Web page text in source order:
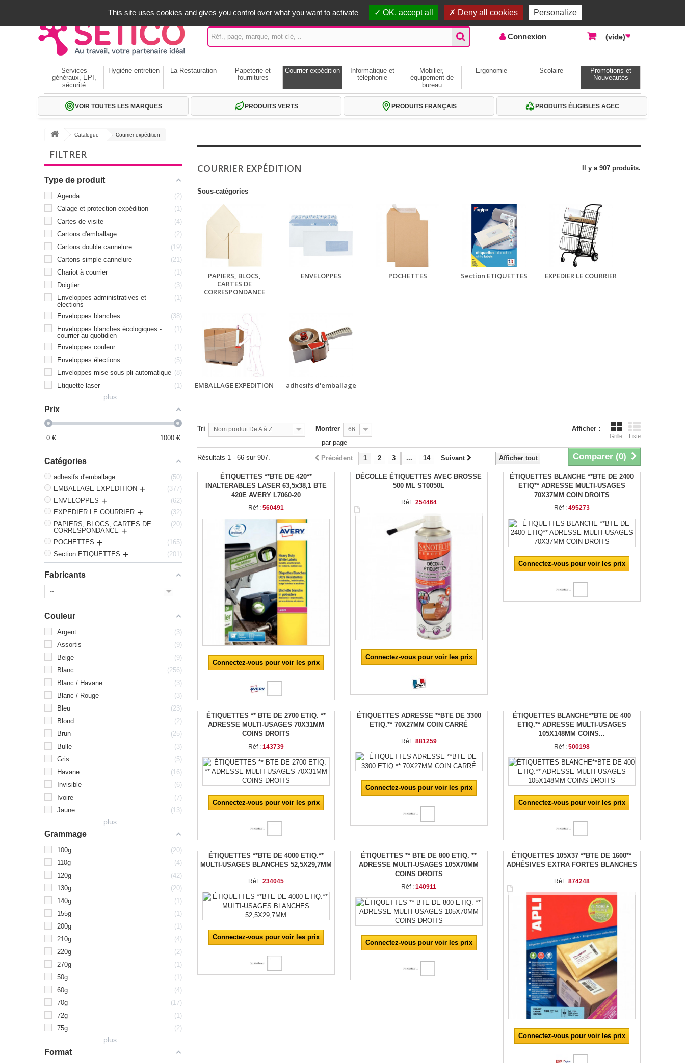
Accueil | Contactez-nous
Connexion (vide)
Services
généraux, EPI,
sécurité
Hygiène entretien La Restauration
Papeterie et
fournitures
Courrier expédition
Informatique et
téléphonie
Mobilier,
équipement de
bureau
Ergonomie Scolaire
Promotions et
Nouveautés
VOIR TOUTES LES MARQUES PRODUITS VERTS PRODUITS FRANÇAIS PRODUITS ÉLIGIBLES AGEC
Catalogue Courrier expédition
FILTRER
Type de produit
Agenda
2
Calage et protection expédition
1
Cartes de visite
4
Cartons d'emballage
2
Cartons double cannelure
19
Cartons simple cannelure
21
Chariot à courrier
1
Doigtier
3
Enveloppes administratives et
élections
1
Enveloppes blanches
38
Enveloppes blanches écologiques -
courrier au quotidien
1
Enveloppes couleur
1
Enveloppes élections
5
Enveloppes mise sous pli automatique
8
Etiquette laser
1
plus...
Prix
0 € 1000 €
Catégories
adhesifs d'emballage
50
EMBALLAGE EXPEDITION
377
ENVELOPPES
62
EXPEDIER LE COURRIER
32
PAPIERS, BLOCS, CARTES DE
CORRESPONDANCE
20
POCHETTES
165
Section ETIQUETTES
201
Fabricants
--
Couleur
Argent
3
Assortis
9
Beige
9
Blanc
256
Blanc / Havane
3
Blanc / Rouge
3
Bleu
23
Blond
2
Brun
25
Bulle
3
Gris
5
Havane
16
Invisible
6
Ivoire
7
Jaune
13
plus...
Grammage
100g
20
110g
4
120g
42
130g
20
140g
1
155g
1
200g
1
210g
4
220g
2
270g
1
50g
1
60g
4
70g
17
72g
1
75g
2
plus...
Format
COURRIER EXPÉDITION Il y a 907 produits.
Sous-catégories
PAPIERS, BLOCS,
CARTES DE
CORRESPONDANCE
ENVELOPPES POCHETTES Section ETIQUETTES EXPEDIER LE COURRIER
EMBALLAGE EXPEDITION adhesifs d'emballage
Afficher :
Grille Liste
Tri Nom produit De A à Z Montrer 66
par page
Comparer (0)
Afficher tout
Précédent 1 2 3 ... 14 Suivant
Résultats 1 - 66 sur 907.
ÉTIQUETTES **BTE DE 420**
INALTERABLES LASER 63,5x38,1 BTE
420E AVERY L7060-20
Réf : 560491
Connectez-vous pour voir les prix
DÉCOLLE ÉTIQUETTES AVEC BROSSE
500 ML ST0050L
Réf : 254464
Connectez-vous pour voir les prix
ÉTIQUETTES BLANCHE **BTE DE 2400
ETIQ** ADRESSE MULTI-USAGES
70X37MM COIN DROITS
Réf : 495273
Connectez-vous pour voir les prix
ÉTIQUETTES ** BTE DE 2700 ETIQ. **
ADRESSE MULTI-USAGES 70X31MM
COINS DROITS
Réf : 143739
Connectez-vous pour voir les prix
ÉTIQUETTES ADRESSE **BTE DE 3300
ETIQ.** 70X27MM COIN CARRÉ
Réf : 881259
Connectez-vous pour voir les prix
ÉTIQUETTES BLANCHE**BTE DE 400
ETIQ.** ADRESSE MULTI-USAGES
105X148MM COINS...
Réf : 500198
Connectez-vous pour voir les prix
ÉTIQUETTES **BTE DE 4000 ETIQ.**
MULTI-USAGES BLANCHES 52,5X29,7MM
Réf : 234045
Connectez-vous pour voir les prix
ÉTIQUETTES ** BTE DE 800 ETIQ. **
ADRESSE MULTI-USAGES 105X70MM
COINS DROITS
Réf :140911
Connectez-vous pour voir les prix
ÉTIQUETTES 105X37 **BTE DE 1600**
ADHÉSIVES EXTRA FORTES BLANCHES
Réf : 874248
Connectez-vous pour voir les prix
This site uses cookies and gives you control over what you want to activate OK, accept all Deny all cookies Personalize